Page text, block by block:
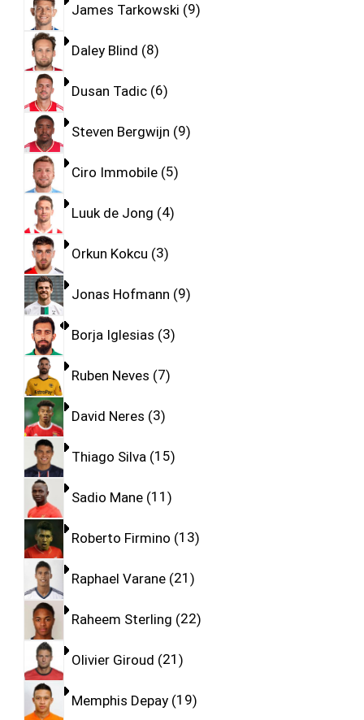
James Tarkowski 9
Daley Blind 8
Dusan Tadic 6
Steven Bergwijn 9
Ciro Immobile 5
Luuk de Jong 4
Orkun Kokcu 3
Jonas Hofmann 9
Borja Iglesias 3
Ruben Neves 7
David Neres 3
Thiago Silva 15
Sadio Mane 11
Roberto Firmino 13
Raphael Varane 21
Raheem Sterling 22
Olivier Giroud 21
Memphis Depay 19